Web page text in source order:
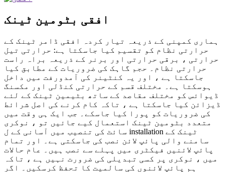
افقی بٹومین ٹینک
ہماری کمپنی کے ذریعہ تیار کردہ افقی ڈامر ٹینک کے
حرارتی نظام کو تقسیم کیا جاسکتا ہے: حرارتی تیل
حرارتی ، برقی حرارتی اور برنر کے ذریعہ براہ راست
حرارتی نظام۔ حجم گاہک کی ضروریات کے مطابق کیا
جاسکتا ہے ، اور یہ کنٹینر کی آمدورفت میں داخل
ہوسکتا ہے۔ مختلف قسم کے حرارتی کنڈلی اور مکسنگ
ڈیوائس کو مختلف مقاصد کے ساتھ بٹیمین ٹینک کے لئے
ڈیزائن کیا جاسکتا ہے ، تاکہ کام کرنے کی اصل شرائط
کی ضروریات کو پورا کیا جاسکے۔ جب ایک ہی وقت میں
متعدد بٹومین ٹینک استعمال کیے جائیں تو ، نوکری
سائٹ کی تنصیب میں آسانی کے ل installation ٹینک کے
سامنے والی پائپ لائن نصب کی جاسکتی ہے۔ اور تمام
پائپ لائنیں فیکٹری میں پہلے سے نصب ہیں۔ عام حالات
میں ، نوکری پر کسی تبدیلی کی ضرورت نہیں ہے ، تاکہ
ہم پائپ لائنوں کی سالمیت کا تحفظ کرسکیں۔ اگر